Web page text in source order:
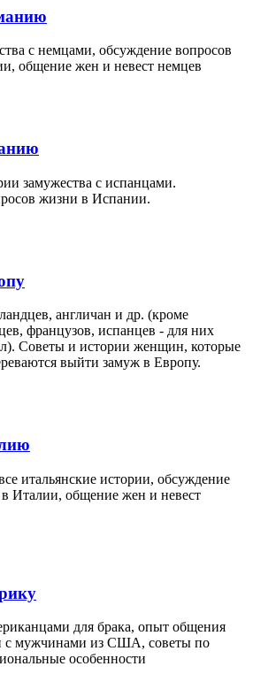
с немцами, обсуждение вопросов
общение жен и невест немцев
замужества с испанцами.
жизни в Испании.
англичан и др. (кроме
французов, испанцев - для них
Советы и истории женщин, которые
выйти замуж в Европу.
итальянские истории, обсуждение
Италии, общение жен и невест
для брака, опыт общения
с мужчинами из США, советы по
особенности